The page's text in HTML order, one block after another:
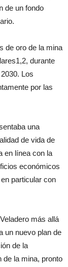
de un fondo
de oro de la mina
durante
Los
por las
una
de vida de
en línea con la
económicos
particular con
más allá
un nuevo plan de
de la
de la mina, pronto